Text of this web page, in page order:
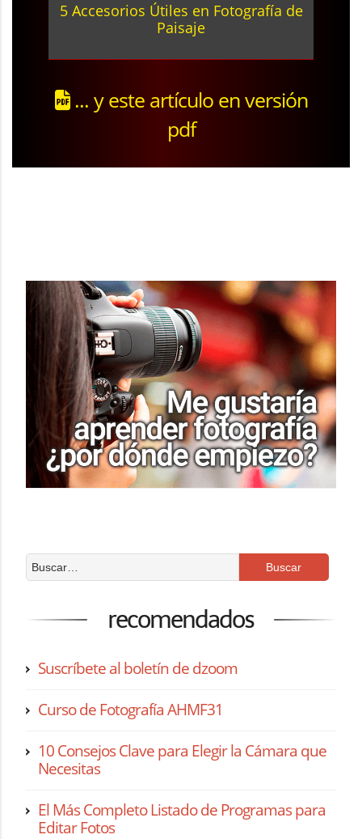
5 Accesorios Útiles en Fotografía de
Paisaje
... y este artículo en versión
pdf
recomendados
Suscríbete al boletín de dzoom
Curso de Fotografía AHMF31
10 Consejos Clave para Elegir la Cámara que
Necesitas
El Más Completo Listado de Programas para
Editar Fotos